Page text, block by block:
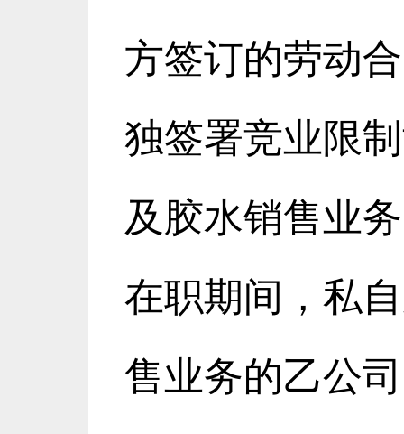
方签订的劳动
独签署竞业限
及胶水销售业
在职期间，私
售业务的乙公